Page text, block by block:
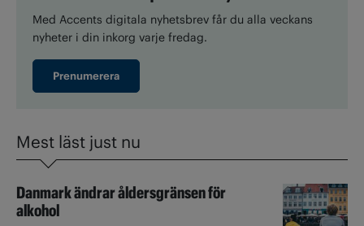
Med Accents digitala nyhetsbrev får du alla veckans
nyheter i din inkorg varje fredag.
Prenumerera
Mest läst just nu
Danmark ändrar åldersgränsen för
alkohol